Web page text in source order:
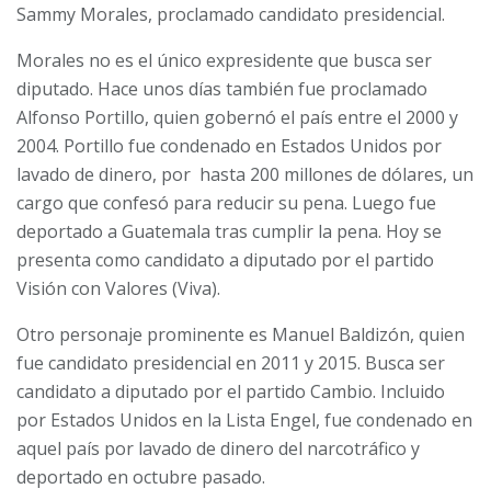
Sammy Morales, proclamado candidato presidencial.
Morales no es el único expresidente que busca ser
diputado. Hace unos días también fue proclamado
Alfonso Portillo, quien gobernó el país entre el 2000 y
2004. Portillo fue condenado en Estados Unidos por
lavado de dinero, por hasta 200 millones de dólares, un
cargo que confesó para reducir su pena. Luego fue
deportado a Guatemala tras cumplir la pena. Hoy se
presenta como candidato a diputado por el partido
Visión con Valores (Viva).
Otro personaje prominente es Manuel Baldizón, quien
fue candidato presidencial en 2011 y 2015. Busca ser
candidato a diputado por el partido Cambio. Incluido
por Estados Unidos en la Lista Engel, fue condenado en
aquel país por lavado de dinero del narcotráfico y
deportado en octubre pasado.